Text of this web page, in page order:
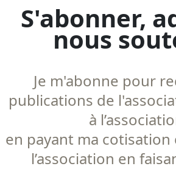
S'abonner,
nous
Je m'abonne pour
publications de
à
en payant ma
l’association en